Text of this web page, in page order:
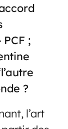
;
?
l’art